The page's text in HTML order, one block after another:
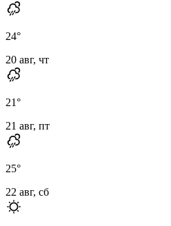
24°
20 авг, чт
21°
21 авг, пт
25°
22 авг, сб